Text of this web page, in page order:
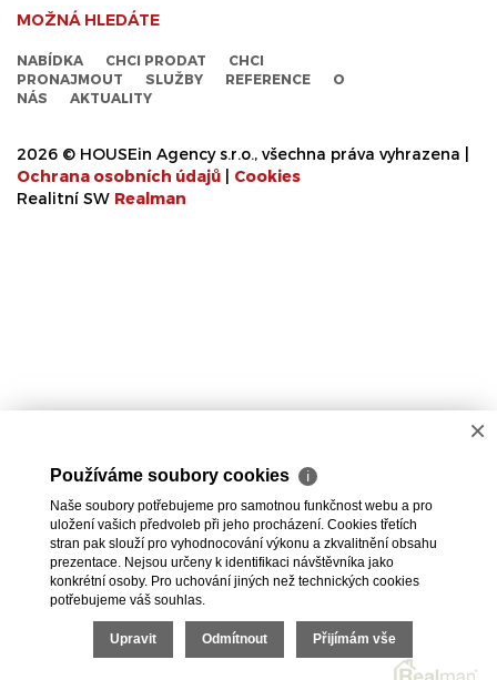
MOŽNÁ HLEDÁTE
NABÍDKA CHCI PRODAT
CHCI
PRONAJMOUT
SLUŽBY REFERENCE
O
NÁS
AKTUALITY
2026 © HOUSEin Agency s.r.o., všechna práva vyhrazena |
Ochrana osobních údajů
Cookies
Realitní SW Realman
×
Používáme soubory cookies ℹ
Naše soubory potřebujeme pro samotnou funkčnost webu a pro
uložení vašich předvoleb při jeho procházení. Cookies třetích
stran pak slouží pro vyhodnocování výkonu a zkvalitnění obsahu
prezentace. Nejsou určeny k identifikaci návštěvníka jako
konkrétní osoby. Pro uchování jiných než technických cookies
potřebujeme váš souhlas.
Upravit Odmítnout Přijímám vše